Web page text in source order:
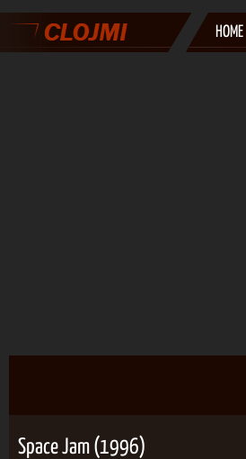
HOME
Space Jam (1996)